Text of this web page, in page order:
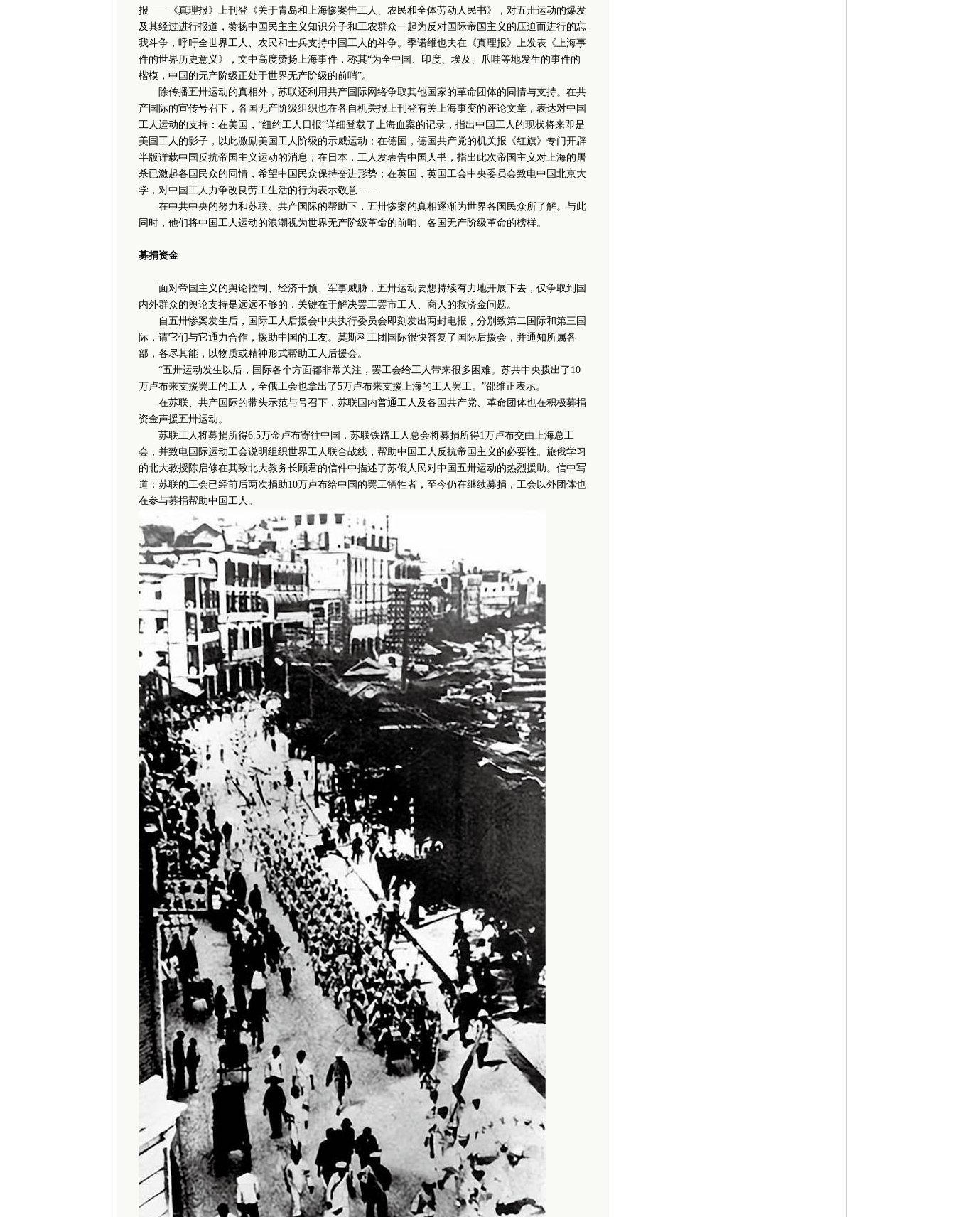
报——《真理报》上刊登《关于青岛和上海惨案告工人、农民和全体劳动人民书》，对五卅运动的爆发
及其经过进行报道，赞扬中国民主主义知识分子和工农群众一起为反对国际帝国主义的压迫而进行的忘
我斗争，呼吁全世界工人、农民和士兵支持中国工人的斗争。季诺维也夫在《真理报》上发表《上海事
件的世界历史意义》，文中高度赞扬上海事件，称其“为全中国、印度、埃及、爪哇等地发生的事件的
楷模，中国的无产阶级正处于世界无产阶级的前哨”。
除传播五卅运动的真相外，苏联还利用共产国际网络争取其他国家的革命团体的同情与支持。在共
产国际的宣传号召下，各国无产阶级组织也在各自机关报上刊登有关上海事变的评论文章，表达对中国
工人运动的支持：在美国，“纽约工人日报”详细登载了上海血案的记录，指出中国工人的现状将来即是
美国工人的影子，以此激励美国工人阶级的示威运动；在德国，德国共产党的机关报《红旗》专门开辟
半版详载中国反抗帝国主义运动的消息；在日本，工人发表告中国人书，指出此次帝国主义对上海的屠
杀已激起各国民众的同情，希望中国民众保持奋进形势；在英国，英国工会中央委员会致电中国北京大
学，对中国工人力争改良劳工生活的行为表示敬意……
在中共中央的努力和苏联、共产国际的帮助下，五卅惨案的真相逐渐为世界各国民众所了解。与此
同时，他们将中国工人运动的浪潮视为世界无产阶级革命的前哨、各国无产阶级革命的榜样。
募捐资金
面对帝国主义的舆论控制、经济干预、军事威胁，五卅运动要想持续有力地开展下去，仅争取到国
内外群众的舆论支持是远远不够的，关键在于解决罢工罢市工人、商人的救济金问题。
自五卅惨案发生后，国际工人后援会中央执行委员会即刻发出两封电报，分别致第二国际和第三国
际，请它们与它通力合作，援助中国的工友。莫斯科工团国际很快答复了国际后援会，并通知所属各
部，各尽其能，以物质或精神形式帮助工人后援会。
“五卅运动发生以后，国际各个方面都非常关注，罢工会给工人带来很多困难。苏共中央拨出了10
万卢布来支援罢工的工人，全俄工会也拿出了5万卢布来支援上海的工人罢工。”邵维正表示。
在苏联、共产国际的带头示范与号召下，苏联国内普通工人及各国共产党、革命团体也在积极募捐
资金声援五卅运动。
苏联工人将募捐所得6.5万金卢布寄往中国，苏联铁路工人总会将募捐所得1万卢布交由上海总工
会，并致电国际运动工会说明组织世界工人联合战线，帮助中国工人反抗帝国主义的必要性。旅俄学习
的北大教授陈启修在其致北大教务长顾君的信件中描述了苏俄人民对中国五卅运动的热烈援助。信中写
道：苏联的工会已经前后两次捐助10万卢布给中国的罢工牺牲者，至今仍在继续募捐，工会以外团体也
在参与募捐帮助中国工人。